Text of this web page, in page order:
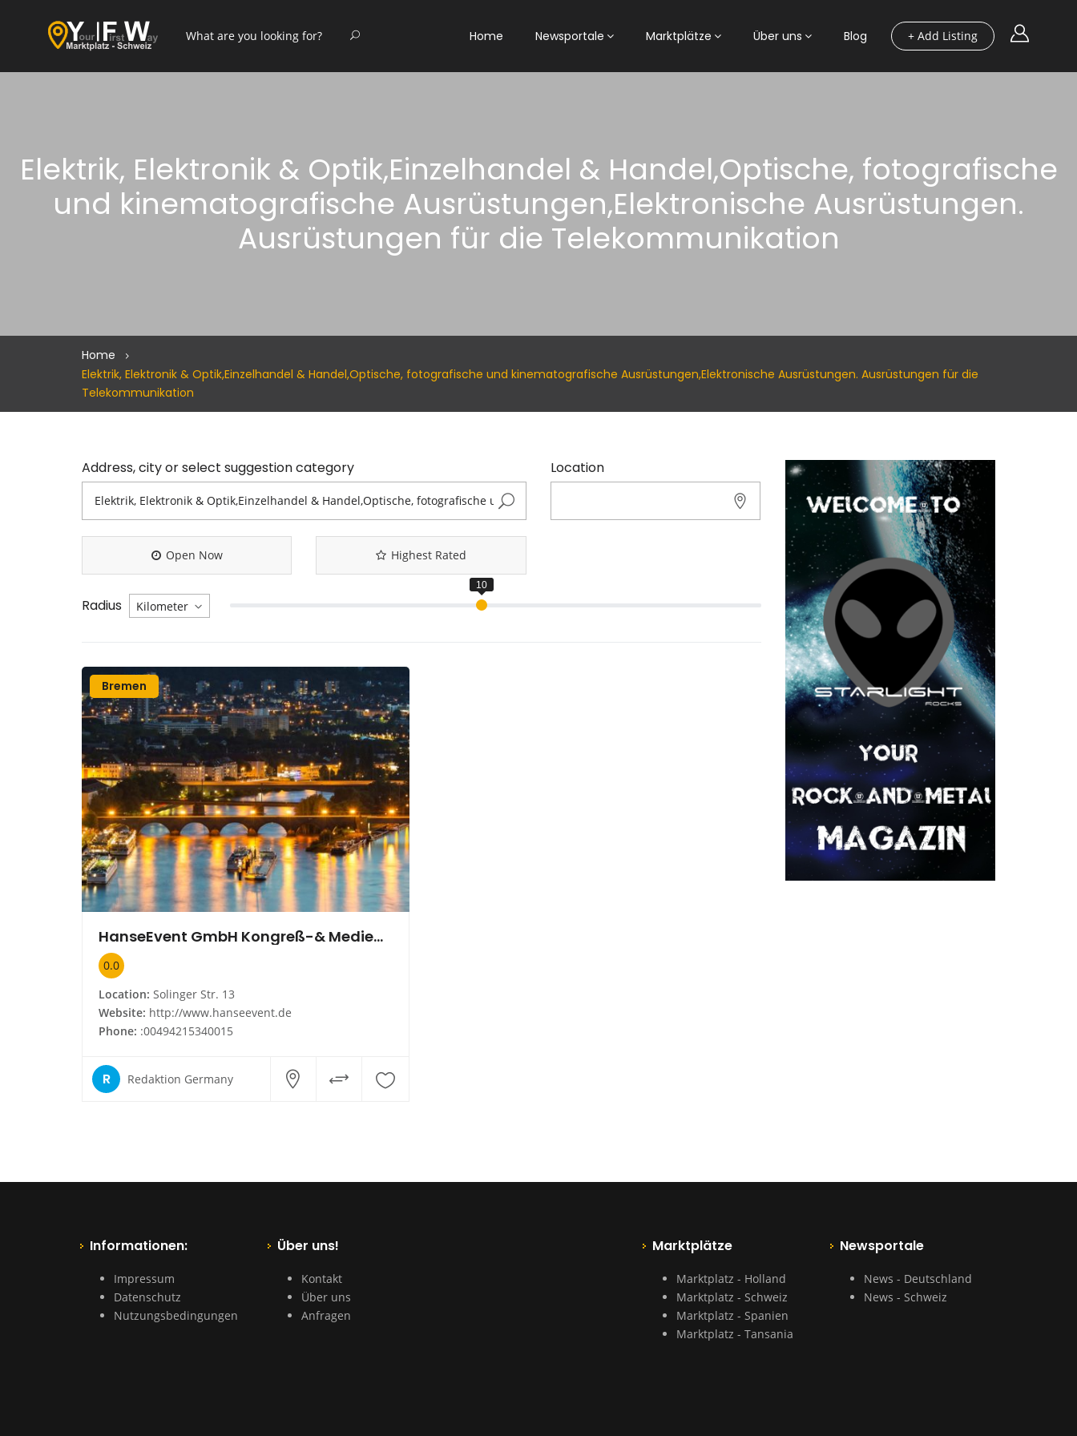
+ Add Listing
Home Newsportale Marktplätze Über uns Blog
Elektrik, Elektronik & Optik,Einzelhandel & Handel,Optische, fotografische
und kinematografische Ausrüstungen,Elektronische Ausrüstungen.
Ausrüstungen für die Telekommunikation
Home
Elektrik, Elektronik & Optik,Einzelhandel & Handel,Optische, fotografische und kinematografische Ausrüstungen,Elektronische Ausrüstungen. Ausrüstungen für die
Telekommunikation
Address, city or select suggestion category Location
Open Now Highest Rated
Radius
Bremen
HanseEvent GmbH Kongreß-& Medientechnik
0.0
Location: Solinger Str. 13
Website: http://www.hanseevent.de
Phone: :00494215340015
R Redaktion Germany
Informationen:
Impressum
Datenschutz
Nutzungsbedingungen
Über uns!
Kontakt
Über uns
Anfragen
Marktplätze
Marktplatz - Holland
Marktplatz - Schweiz
Marktplatz - Spanien
Marktplatz - Tansania
Newsportale
News - Deutschland
News - Schweiz